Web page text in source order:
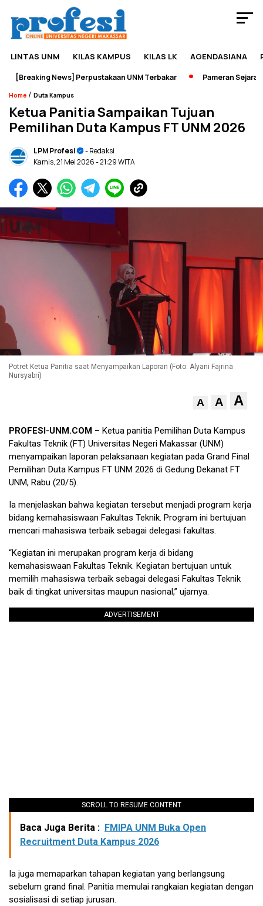
LINTAS UNM KILAS KAMPUS KILAS LK AGENDASIANA
[Breaking News] Perpustakaan UNM Terbakar Pameran Sejarah
Home / Duta Kampus
Ketua Panitia Sampaikan Tujuan
Pemilihan Duta Kampus FT UNM 2026
LPM Profesi
- Redaksi
Kamis, 21 Mei 2026- 21:29 WITA
Potret Ketua Panitia saat Menyampaikan Laporan (Foto: Alyani Fajrina
Nursyabri)
A A A
PROFESI-UNM.COM – Ketua panitia Pemilihan Duta Kampus
Fakultas Teknik (FT) Universitas Negeri Makassar (UNM)
menyampaikan laporan pelaksanaan kegiatan pada Grand Final
Pemilihan Duta Kampus FT UNM 2026 di Gedung Dekanat FT
UNM, Rabu (20/5).
Ia menjelaskan bahwa kegiatan tersebut menjadi program kerja
bidang kemahasiswaan Fakultas Teknik. Program ini bertujuan
mencari mahasiswa terbaik sebagai delegasi fakultas.
“Kegiatan ini merupakan program kerja di bidang
kemahasiswaan Fakultas Teknik. Kegiatan bertujuan untuk
memilih mahasiswa terbaik sebagai delegasi Fakultas Teknik
baik di tingkat universitas maupun nasional,” ujarnya.
ADVERTISEMENT
SCROLL TO RESUME CONTENT
Baca Juga Berita : FMIPA UNM Buka Open
Recruitment Duta Kampus 2026
Ia juga memaparkan tahapan kegiatan yang berlangsung
sebelum grand final. Panitia memulai rangkaian kegiatan dengan
sosialisasi di setiap jurusan.